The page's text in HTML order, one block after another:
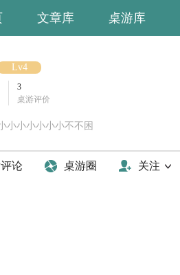
文章库 桌游库
Lv4
3
桌游评价
小小小小小小不不困
论 桌游圈 关注